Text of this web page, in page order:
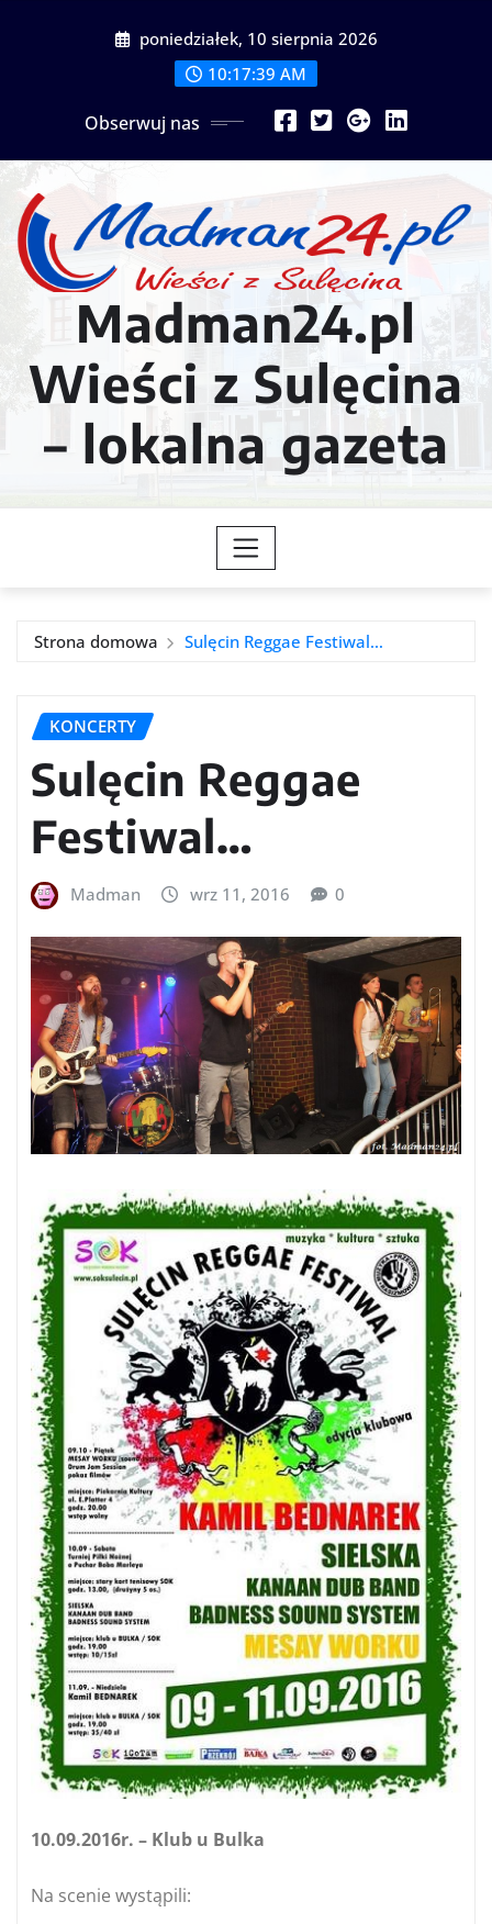
poniedziałek, 10 sierpnia 2026
10:17:41 AM
Obserwuj nas
Madman24.pl
Wieści z Sulęcina
– lokalna gazeta
Strona domowa Sulęcin Reggae Festiwal…
KONCERTY
Sulęcin Reggae
Festiwal…
Madman wrz 11, 2016 0
10.09.2016r. – Klub u Bulka
Na scenie wystąpili: